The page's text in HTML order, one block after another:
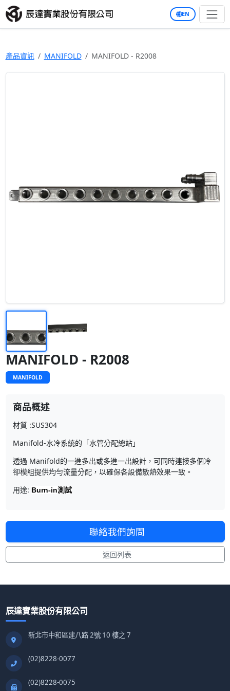
EN
產品資訊 MANIFOLD MANIFOLD - R2008
MANIFOLD - R2008
MANIFOLD
商品概述
材質 :SUS304
Manifold-水冷系統的「水管分配總站」
透過 Manifold的一進多出或多進一出設計，可同時連接多個冷
卻模組提供均勻流量分配，以確保各設備散熱效果一致 。
用途: Burn-in測試
聯絡我們詢問
返回列表
辰達實業股份有限公司
新北市中和區建八路 2號 10 樓之 7
(02)8228-0077
(02)8228-0075